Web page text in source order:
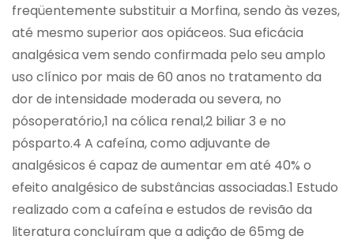
freqüentemente substituir a Morfina, sendo às vezes,
até mesmo superior aos opiáceos. Sua eficácia
analgésica vem sendo confirmada pelo seu amplo
uso clínico por mais de 60 anos no tratamento da
dor de intensidade moderada ou severa, no
pósoperatório,1 na cólica renal,2 biliar 3 e no
pósparto.4 A cafeína, como adjuvante de
analgésicos é capaz de aumentar em até 40% o
efeito analgésico de substâncias associadas.1 Estudo
realizado com a cafeína e estudos de revisão da
literatura concluíram que a adição de 65mg de